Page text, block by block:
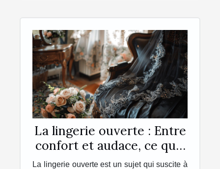
La lingerie ouverte : Entre
confort et audace, ce qu'il
faut savoir
La lingerie ouverte est un sujet qui suscite à